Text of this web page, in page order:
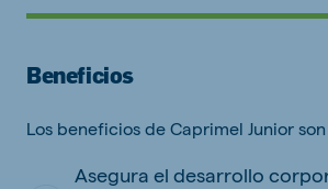
Beneficios
Los beneficios de Caprimel Junior
Asegura el desarrollo